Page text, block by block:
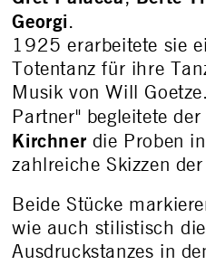
Georgi.
1925 erarbeitete sie
Totentanz für ihre
Musik von Will
Partner" begleitete
Kirchner die Proben
zahlreiche Skizzen
Beide Stücke
wie auch stilistisch
Ausdruckstanzes in